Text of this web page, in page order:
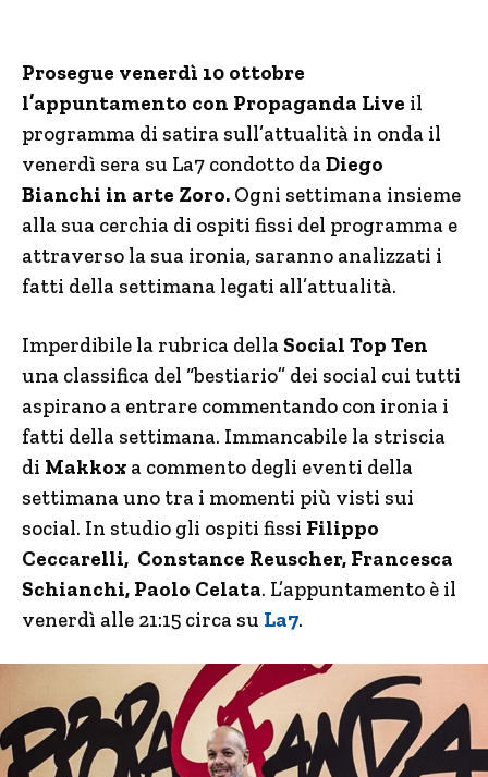
Prosegue venerdì 10 ottobre
l’appuntamento con Propaganda Live il
programma di satira sull’attualità in onda il
venerdì sera su La7 condotto daDiego
Bianchi in arte Zoro. Ogni settimana insieme
alla sua cerchia di ospiti fissi del programma e
attraverso la sua ironia, saranno analizzati i
fatti della settimana legati all’attualità.
Imperdibile la rubrica della Social Top Ten
una classifica del “bestiario” dei social cui tutti
aspirano a entrare commentando con ironia i
fatti della settimana. Immancabile la striscia
di Makkox a commento degli eventi della
settimana uno tra i momenti più visti sui
social. In studio gli ospiti fissi Filippo
Ceccarelli, Constance Reuscher, Francesca
Schianchi, Paolo Celata. L’appuntamento è il
venerdì alle 21:15 circa su La7.